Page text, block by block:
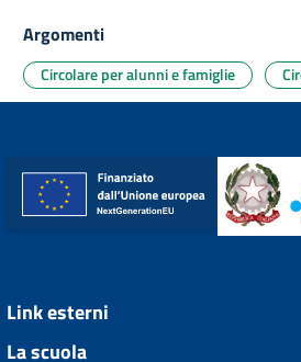
Argomenti
Circolare per alunni e famiglie
Link esterni
La scuola